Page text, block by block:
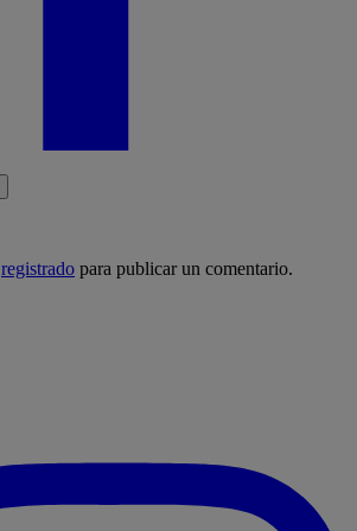
registrado para publicar un comentario.